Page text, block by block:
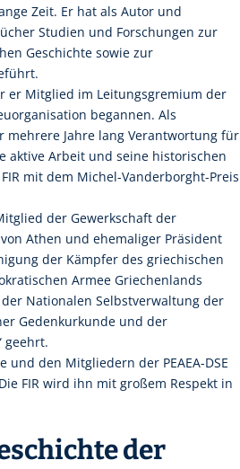
Zeit. Er hat als Autor und
Studien und Forschungen zur
Geschichte sowie zur
er Mitglied im Leitungsgremium der
begannen. Als
mehrere Jahre lang Verantwortung für
aktive Arbeit und seine historischen
mit dem Michel-Vanderborght-Preis
der Gewerkschaft der
Athen und ehemaliger Präsident
der Kämpfer des griechischen
Armee Griechenlands
der Nationalen Selbstverwaltung der
Gedenkurkunde und der
geehrt.
und den Mitgliedern der PEAEA-DSE
FIR wird ihn mit großem Respekt in
der